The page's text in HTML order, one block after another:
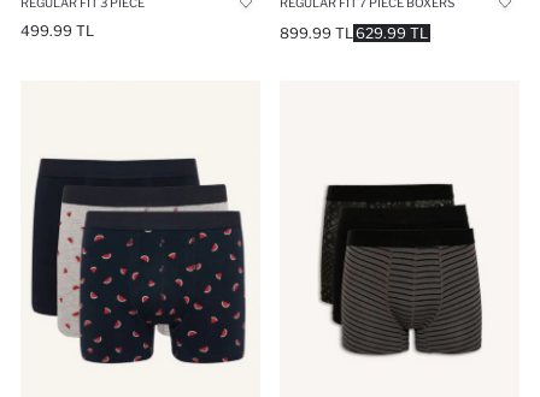
499.99 TL 629.99 TL
899.99 TL